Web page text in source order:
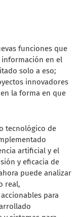
funciones que
información en el
solo a eso;
innovadores
la forma en que
tecnológico de
artificial y el
y eficacia de
puede analizar
real,
para